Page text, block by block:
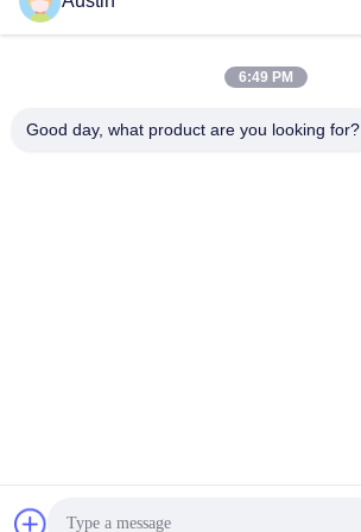
Phone
6:49 PM
Good day, what product are you looking for?